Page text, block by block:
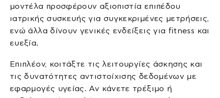
μοντέλα προσφέρουν αξιοπιστία επιπέδου
ιατρικής συσκευής για συγκεκριμένες μετρήσεις,
ενώ άλλα δίνουν γενικές ενδείξεις για fitness και
ευεξία.
Επιπλέον, κοιτάξτε τις λειτουργίες άσκησης και
τις δυνατότητες αντιστοίχισης δεδομένων με
εφαρμογές υγείας. Αν κάνετε τρέξιμο ή